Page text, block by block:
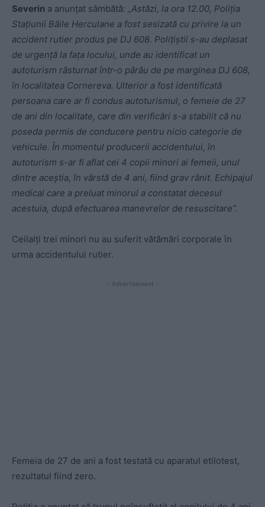
Severin a anunțat sâmbătă: „Astăzi, la ora 12.00, Poliţia
Staţiunii Băile Herculane a fost sesizată cu privire la un
accident rutier produs pe DJ 608. Poliţiştii s-au deplasat
de urgenţă la faţa locului, unde au identificat un
autoturism răsturnat într-o pârâu de pe marginea DJ 608,
în localitatea Cornereva. Ulterior a fost identificată
persoana care ar fi condus autoturismul, o femeie de 27
de ani din localitate, care din verificări s-a stabilit că nu
poseda permis de conducere pentru nicio categorie de
vehicule. În momentul producerii accidentului, în
autoturism s-ar fi aflat cei 4 copii minori ai femeii, unul
dintre aceştia, în vârstă de 4 ani, fiind grav rănit. Echipajul
medical care a preluat minorul a constatat decesul
acestuia, după efectuarea manevrelor de resuscitare”.
Ceilalţi trei minori nu au suferit vătămări corporale în
urma accidentului rutier.
- Advertisement -
Femeia de 27 de ani a fost testată cu aparatul etilotest,
rezultatul fiind zero.